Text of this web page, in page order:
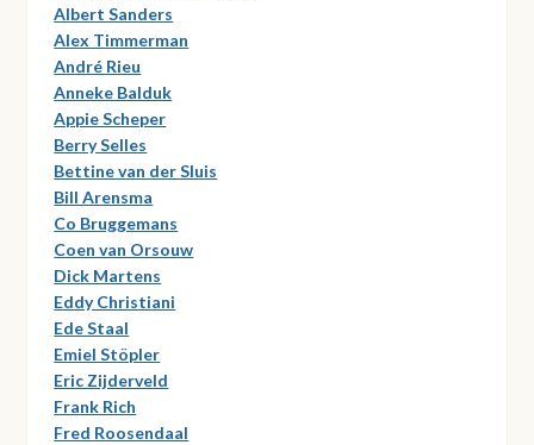
Albert Sanders
Alex Timmerman
André Rieu
Anneke Balduk
Appie Scheper
Berry Selles
Bettine van der Sluis
Bill Arensma
Co Bruggemans
Coen van Orsouw
Dick Martens
Eddy Christiani
Ede Staal
Emiel Stöpler
Eric Zijderveld
Frank Rich
Fred Roosendaal